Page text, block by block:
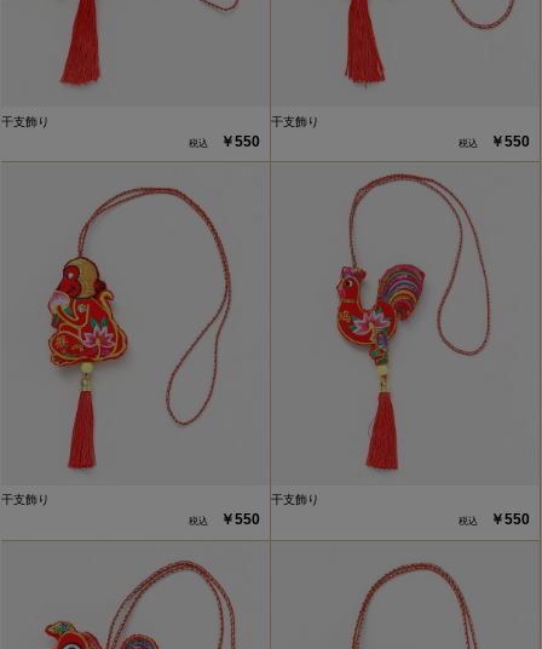
干支飾り
￥550
干支飾り
￥550
干支飾り
￥550
干支飾り
￥550